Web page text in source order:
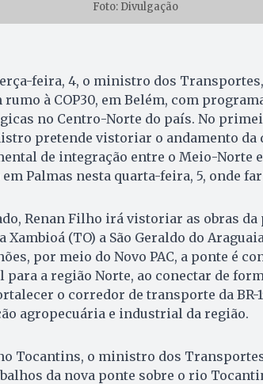
Foto: Divulgação
feira, 4, o ministro dos
rumo à COP30, em Belém, com
no Centro-Norte do país. No
pretende vistoriar o andamento da
de integração entre o Meio-Norte
em Palmas nesta quarta-feira, 5, onde
Renan Filho irá vistoriar as obras
Xambioá (TO) a São Geraldo do
por meio do Novo PAC, a ponte é
para a região Norte, ao conectar de
o corredor de transporte da BR-
agropecuária e industrial da região.
Tocantins, o ministro dos
da nova ponte sobre o rio